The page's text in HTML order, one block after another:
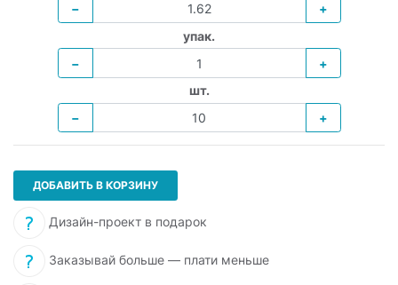
−
+
упак.
−
+
шт.
−
+
ДОБАВИТЬ В КОРЗИНУ
Дизайн-проект в подарок
Заказывай больше — плати меньше